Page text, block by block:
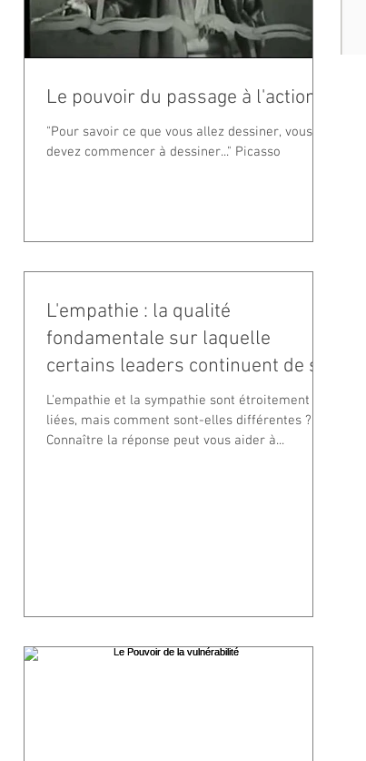
Le pouvoir du passage à l'action
"Pour savoir ce que vous allez dessiner, vous
devez commencer à dessiner..." Picasso
L'empathie : la qualité
fondamentale sur laquelle
certains leaders continuent de se
tromper...
L'empathie et la sympathie sont étroitement
liées, mais comment sont-elles différentes ?
Connaître la réponse peut vous aider à...